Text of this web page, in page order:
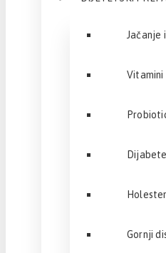
Jačanje
Vitamini
Gornji